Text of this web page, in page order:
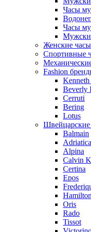
Часы
Часы
Женские часы
Спортивные
Fashion
Beverly
Cerruti
Bering
Lotus
Balmain
Adriatica
Alpina
Calvin
Certina
Epos
Hamilton
Oris
Rado
Tissot